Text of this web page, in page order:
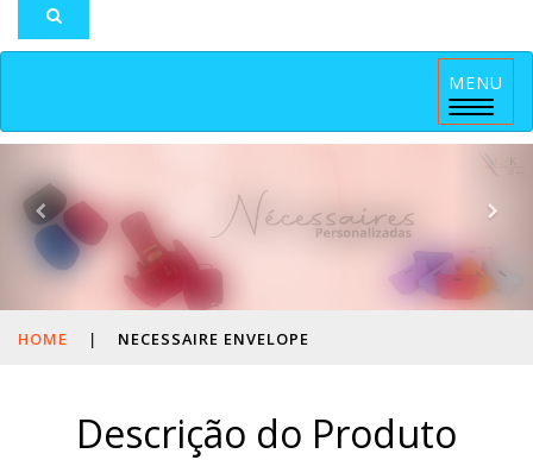
MENU
Menu
HOME | NECESSAIRE ENVELOPE
Descrição do Produto